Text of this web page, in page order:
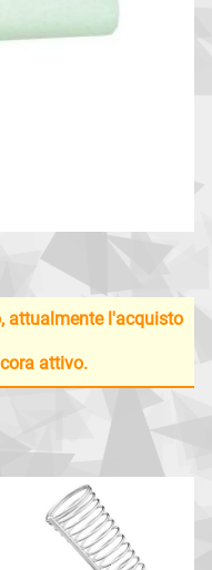
attualmente l'acquisto
attivo.